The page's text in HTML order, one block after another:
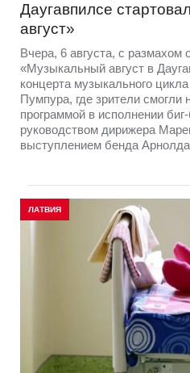
Даугавпилсе
август»
Вчера, 6 августа, с размахом
«Музыкальный август в
концерта музыкального
Пумпура, где зрители смогли
программой в исполнении
руководством дирижера
выступлением бенда
ЛАТВИЯ